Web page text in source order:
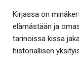
Kirjassa on
elämästään ja
tarinoissa kissa
historiallisen